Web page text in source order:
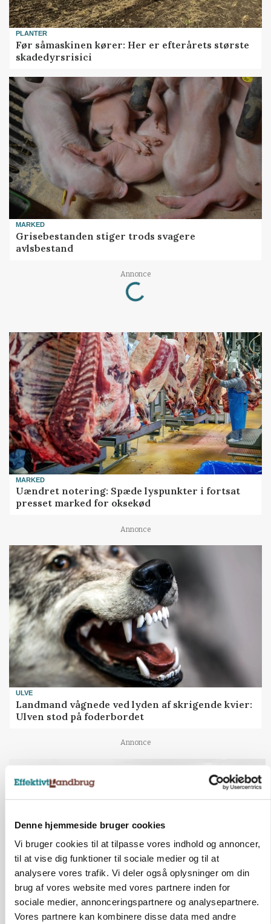
Denne hjemmeside bruger cookies
Vi bruger cookies til at tilpasse vores indhold og annoncer,
til at vise dig funktioner til sociale medier og til at
analysere vores trafik. Vi deler også oplysninger om din
brug af vores website med vores partnere inden for
sociale medier, annonceringspartnere og analysepartnere.
Vores partnere kan kombinere disse data med andre
PLANTER
Før såmaskinen kører: Her er efterårets største
skadedyrsrisici
MARKED
Grisebestanden stiger trods svagere
avlsbestand
Annonce
Loading...
MARKED
Uændret notering: Spæde lyspunkter i fortsat
presset marked for oksekød
Annonce
ULVE
Landmand vågnede ved lyden af skrigende kvier:
Ulven stod på foderbordet
Annonce
Det er en uskik at udlægge et røgslør om
økoproduktion
Loading...
HØST-TOUR